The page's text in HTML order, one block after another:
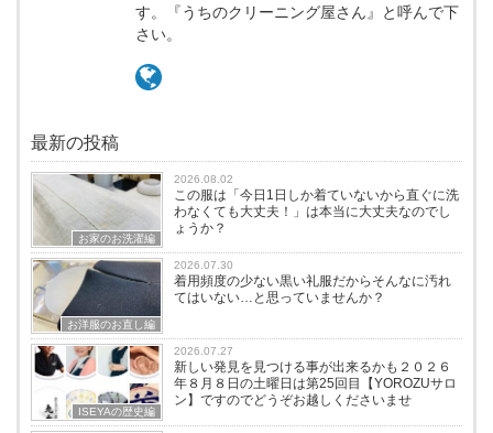
す。『うちのクリーニング屋さん』と呼んで下
さい。
最新の投稿
お家のお洗濯編
2026.08.02
この服は「今日1日しか着ていないから直ぐに洗
わなくても大丈夫！」は本当に大丈夫なのでし
ょうか？
お洋服のお直し編
2026.07.30
着用頻度の少ない黒い礼服だからそんなに汚れ
てはいない…と思っていませんか？
ISEYAの歴史編
2026.07.27
新しい発見を見つける事が出来るかも２０２６
年８月８日の土曜日は第25回目【YOROZUサロ
ン】ですのでどうぞお越しくださいませ